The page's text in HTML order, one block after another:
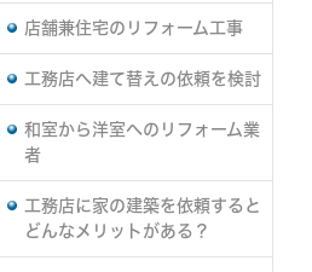
店舗兼住宅のリフォーム工事
工務店へ建て替えの依頼を検討
和室から洋室へのリフォーム業
者
工務店に家の建築を依頼すると
どんなメリットがある？